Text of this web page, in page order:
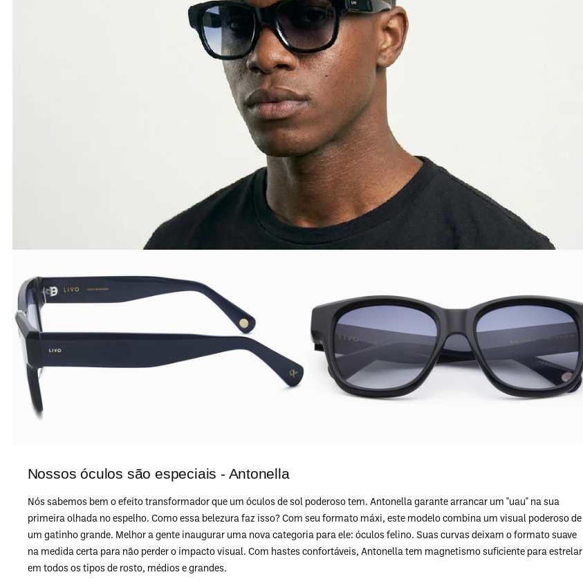
Nossos óculos são especiais - Antonella
Nós sabemos bem o efeito transformador que um óculos de sol poderoso tem. Antonella garante arrancar um "uau" na sua
primeira olhada no espelho. Como essa belezura faz isso? Com seu formato máxi, este modelo combina um visual poderoso de
um gatinho grande. Melhor a gente inaugurar uma nova categoria para ele: óculos felino. Suas curvas deixam o formato suave
na medida certa para não perder o impacto visual. Com hastes confortáveis, Antonella tem magnetismo suficiente para estrelar
em todos os tipos de rosto, médios e grandes.